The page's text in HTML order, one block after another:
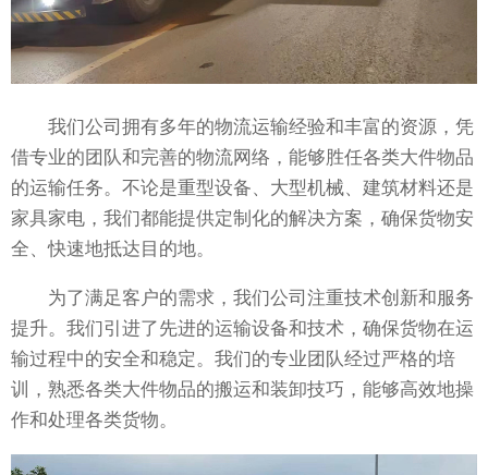
我们公司拥有多年的物流运输经验和丰富的资源，凭
借专业的团队和完善的物流网络，能够胜任各类大件物品
的运输任务。不论是重型设备、大型机械、建筑材料还是
家具家电，我们都能提供定制化的解决方案，确保货物安
全、快速地抵达目的地。
为了满足客户的需求，我们公司注重技术创新和服务
提升。我们引进了先进的运输设备和技术，确保货物在运
输过程中的安全和稳定。我们的专业团队经过严格的培
训，熟悉各类大件物品的搬运和装卸技巧，能够高效地操
作和处理各类货物。